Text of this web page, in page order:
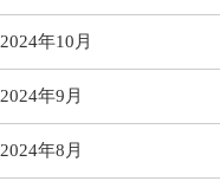
2024年10月
2024年9月
2024年8月